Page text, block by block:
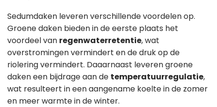
Sedumdaken leveren verschillende voordelen op.
Groene daken bieden in de eerste plaats het
voordeel van regenwaterretentie, wat
overstromingen vermindert en de druk op de
riolering vermindert. Daaarnaast leveren groene
daken een bijdrage aan de temperatuurregulatie,
wat resulteert in een aangename koelte in de zomer
en meer warmte in de winter.